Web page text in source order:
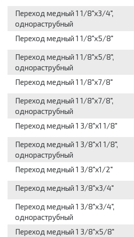
Переход медный 1 1/8"х3/4",
однораструбный
Переход медный 1 1/8"х5/8"
Переход медный 1 1/8"х5/8",
однораструбный
Переход медный 1 1/8"х7/8"
Переход медный 1 1/8"х7/8",
однораструбный
Переход медный 1 3/8"х1 1/8"
Переход медный 1 3/8"х1 1/8",
однораструбный
Переход медный 1 3/8"х1/2"
Переход медный 1 3/8"х3/4"
Переход медный 1 3/8"х3/4",
однораструбный
Переход медный 1 3/8"х5/8"